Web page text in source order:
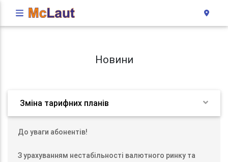
Новини
Зміна тарифних планів
До уваги абонентів!
З урахуванням нестабільності валютного ринку та